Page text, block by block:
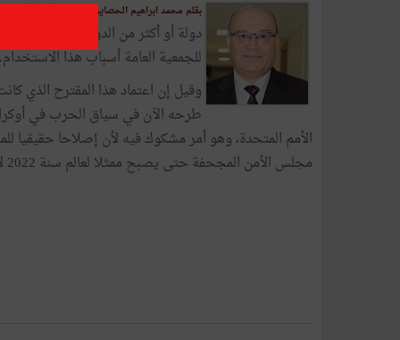
بقلم محمد ابراهيم الحصايري -
دولة أو أكثر من الدول الخمس
للجمعية العامة أسباب هذا
وقيل إن اعتماد هذا المقترح الذي
طرحه الآن في سياق الحرب في
الأمم المتحدة، وهو أمر مشكوك فيه لأن إصلاحا حقيقيا
مجلس الأمن المجحفة حتى يصبح ممثلا لعالم سنة 2022 لا عالم سنة 1945.